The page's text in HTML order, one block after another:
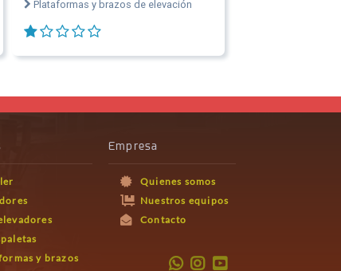
Plataformas y brazos de elevación
y brazos
Empresa
Quienes somos
Nuestros equipos
Contacto